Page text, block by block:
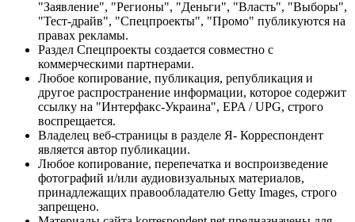
"Заявление", "Регионы", "Деньги", "Власть", "Выборы",
"Тест-драйв", "Спецпроекты", "Промо" публикуются на
правах рекламы.
Раздел Спецпроекты создается совместно с
коммерческими партнерами.
Любое копирование, публикация, републикация и
другое распространение информации, которое содержит
ссылку на "Интерфакс-Украина", EPA / UPG, строго
воспрещается.
Владелец веб-страницы в разделе Я- Корреспондент
является автор публикации.
Любое копирование, перепечатка и воспроизведение
фотографий и/или аудиовизуальных материалов,
принадлежащих правообладателю Getty Images, строго
запрещено.